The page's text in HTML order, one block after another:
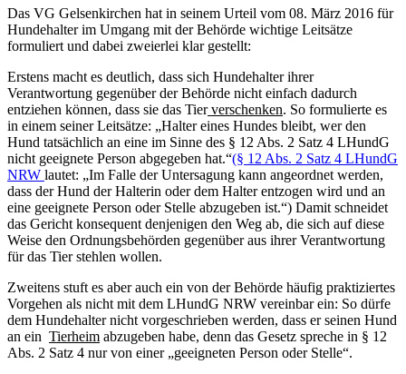
Das VG Gelsenkirchen hat in seinem Urteil vom 08. März 2016 für
Hundehalter im Umgang mit der Behörde wichtige Leitsätze
formuliert und dabei zweierlei klar gestellt:
Erstens macht es deutlich, dass sich Hundehalter ihrer
Verantwortung gegenüber der Behörde nicht einfach dadurch
entziehen können, dass sie das Tierverschenken. So formulierte es
in einem seiner Leitsätze: „Halter eines Hundes bleibt, wer den
Hund tatsächlich an eine im Sinne des § 12 Abs. 2 Satz 4 LHundG
nicht geeignete Person abgegeben hat.“(§ 12 Abs. 2 Satz 4 LHundG
NRW lautet: „Im Falle der Untersagung kann angeordnet werden,
dass der Hund der Halterin oder dem Halter entzogen wird und an
eine geeignete Person oder Stelle abzugeben ist.“) Damit schneidet
das Gericht konsequent denjenigen den Weg ab, die sich auf diese
Weise den Ordnungsbehörden gegenüber aus ihrer Verantwortung
für das Tier stehlen wollen.
Zweitens stuft es aber auch ein von der Behörde häufig praktiziertes
Vorgehen als nicht mit dem LHundG NRW vereinbar ein: So dürfe
dem Hundehalter nicht vorgeschrieben werden, dass er seinen Hund
an ein Tierheim abzugeben habe, denn das Gesetz spreche in § 12
Abs. 2 Satz 4 nur von einer „geeigneten Person oder Stelle“.